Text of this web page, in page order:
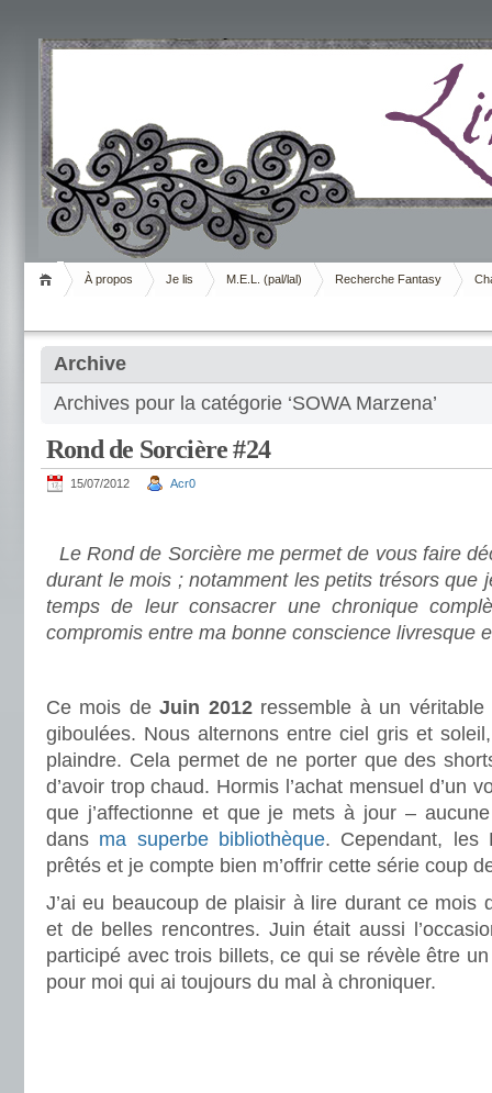
Livrement
À propos Je lis M.E.L. (pal/lal) Recherche Fantasy
Archive
Archives pour la catégorie ‘SOWA Marzena’
Rond de Sorcière #24
15/07/2012 Acr0
Le Rond de Sorcière me permet de vous faire
durant le mois ; notamment les petits trésors que
temps de leur consacrer une chronique
compromis entre ma bonne conscience livresque
Ce mois deJuin 2012ressemble à un véritable
giboulées. Nous alternons entre ciel gris et
plaindre. Cela permet de ne porter que des
d’avoir trop chaud. Hormis l’achat mensuel d’un
que j’affectionne et que je mets à jour –
dans ma superbe bibliothèque. Cependant, les
prêtés et je compte bien m’offrir cette série coup
J’ai eu beaucoup de plaisir à lire durant ce mois
et de belles rencontres. Juin était aussi
participé avec trois billets, ce qui se révèle être
pour moi qui ai toujours du mal à chroniquer.